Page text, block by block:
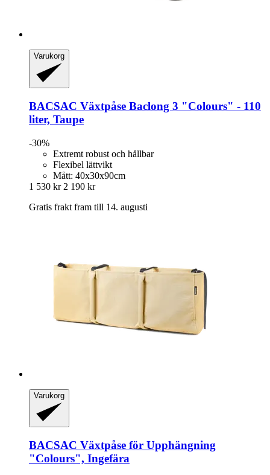
Varukorg
BACSAC Växtpåse Baclong 3 "Colours" -​ 110
liter, Taupe
-30%
Extremt robust och hållbar
Flexibel lättvikt
Mått: 40x30x90cm
1 530 kr 2 190 kr
Gratis frakt fram till 14. augusti
Varukorg
BACSAC Växtpåse för Upphängning
"Colours", Ingefära